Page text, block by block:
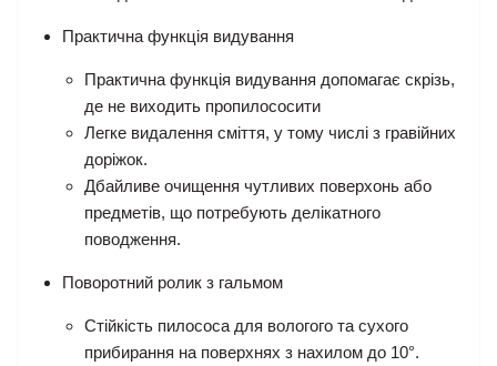
Практична функція видування
Практична функція видування допомагає скрізь,
де не виходить пропилососити
Легке видалення сміття, у тому числі з гравійних
доріжок.
Дбайливе очищення чутливих поверхонь або
предметів, що потребують делікатного
поводження.
Поворотний ролик з гальмом
Стійкість пилососа для вологого та сухого
прибирання на поверхнях з нахилом до 10°.